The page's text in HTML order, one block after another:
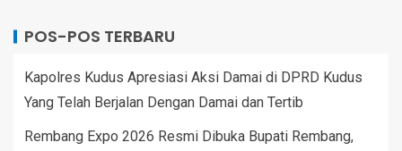
POS-POS TERBARU
Kapolres Kudus Apresiasi Aksi Damai di DPRD Kudus
Yang Telah Berjalan Dengan Damai dan Tertib
Rembang Expo 2026 Resmi Dibuka Bupati Rembang,